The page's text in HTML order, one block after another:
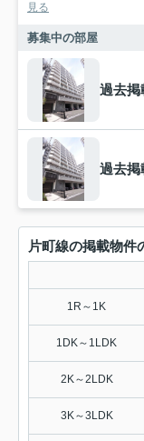
見る
募集中の部屋
過去掲
過去掲
片町線の掲載物件
1R～1K
1DK～1LDK
2K～2LDK
3K～3LDK